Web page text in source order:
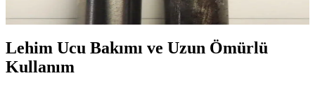
uygun kullanım, lehim uçlarının ömrünü ve performansını artırır.
Lehim Ucu Bakımı ve Uzun Ömürlü
Kullanım